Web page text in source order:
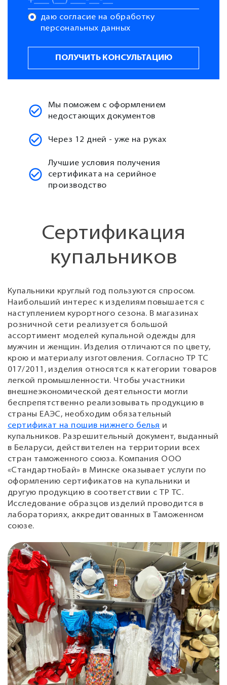
даю согласие на обработку
персональных данных
Мы поможем с оформлением
недостающих документов
Через 12 дней - уже на руках
Лучшие условия получения
сертификата на серийное
производство
Сертификация
купальников
Купальники круглый год пользуются спросом.
Наибольший интерес к изделиям повышается с
наступлением курортного сезона. В магазинах
розничной сети реализуется большой
ассортимент моделей купальной одежды для
мужчин и женщин. Изделия отличаются по цвету,
крою и материалу изготовления. Согласно ТР ТС
017/2011, изделия относятся к категории товаров
легкой промышленности. Чтобы участники
внешнеэкономической деятельности могли
беспрепятственно реализовывать продукцию в
страны ЕАЭС, необходим обязательный
сертификат на пошив нижнего белья и
купальников. Разрешительный документ, выданный
в Беларуси, действителен на территории всех
стран таможенного союза. Компания ООО
«СтандартноБай» в Минске оказывает услуги по
оформлению сертификатов на купальники и
другую продукцию в соответствии с ТР ТС.
Исследование образцов изделий проводится в
лабораториях, аккредитованных в Таможенном
союзе.